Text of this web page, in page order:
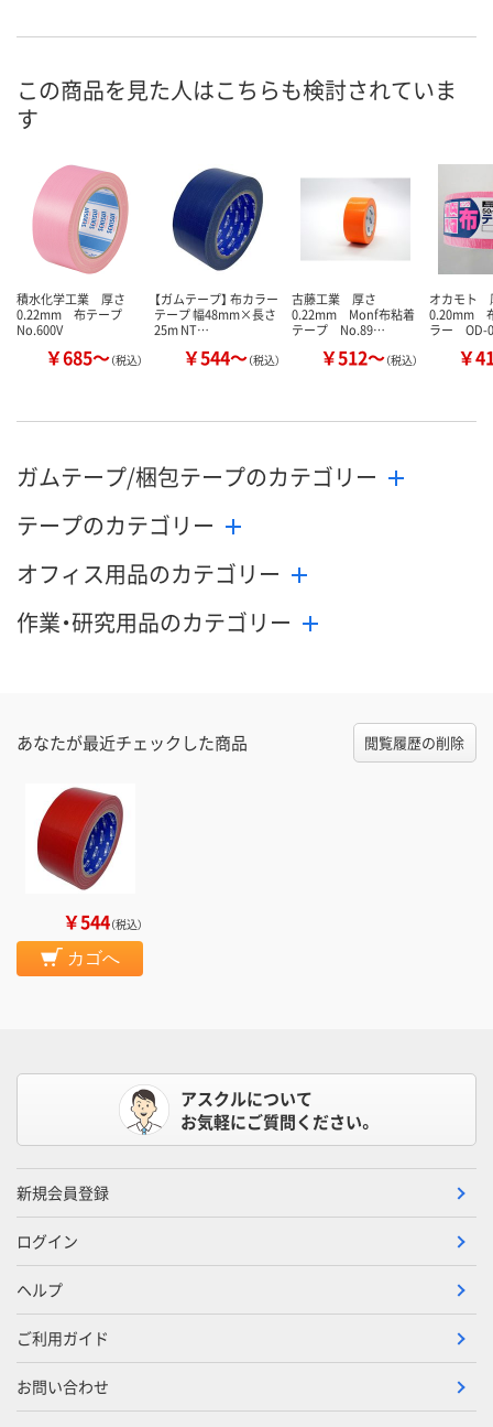
8月9日（日）
カゴへ カゴへ
この商品を見た人はこちらも検討されていま
す
積水化学工業 厚さ
0.22mm 布テープ
No.600V
￥685～（税込）
【ガムテープ】 布カラー
テープ 幅48mm×長さ
25m NT…
￥544～（税込）
古藤工業 厚さ
0.22mm Monf布粘着
テープ No.89…
￥512～（税込）
オカモト
0.20mm
ラー
￥
ガムテープ/梱包テープのカテゴリー
テープのカテゴリー
オフィス用品のカテゴリー
作業・研究用品のカテゴリー
あなたが最近チェックした商品 閲覧履歴の削除
￥544（税込）
カゴへ
アスクルについて
お気軽にご質問ください。
新規会員登録
ログイン
ヘルプ
ご利用ガイド
お問い合わせ